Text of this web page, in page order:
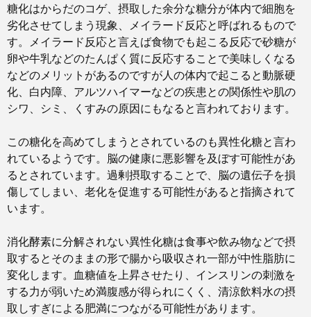
糖化はからだのコゲ、摂取した余分な糖分が体内で細胞を
劣化させてしまう現象、メイラード反応と呼ばれるもので
す。メイラード反応と言えば食物でも起こる反応で砂糖が
卵や牛乳などのたんぱく質に反応することで美味しくなる
などのメリットがあるのですが人の体内で起こると動脈硬
化、白内障、アルツハイマーなどの疾患との関係性や肌の
シワ、シミ、くすみの原因にもなると言われております。
この糖化を高めてしまうとされているのも異性化糖と言わ
れているようです。 脳の健康に悪影響を及ぼす可能性があ
るとされています。 過剰摂取することで、脳の遺伝子を損
傷してしまい、老化を促進する可能性があると指摘されて
います。
消化酵素に分解されない異性化糖は食事や飲み物などで摂
取するとそのままの形で腸から吸収され一部が中性脂肪に
変化します。血糖値を上昇させたり、インスリンの刺激を
する力が弱いため満腹感が得られにくく、清涼飲料水の摂
取しすぎによる肥満につながる可能性があります。